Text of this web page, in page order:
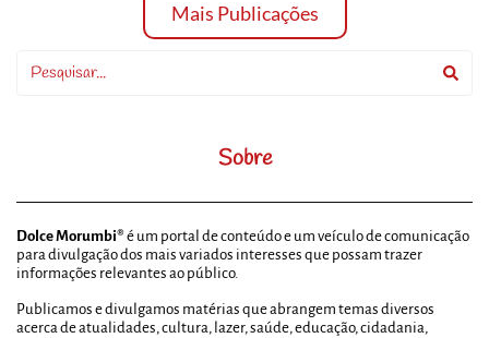
Mais Publicações
Sobre
Dolce Morumbi® é um portal de conteúdo e um veículo de comunicação
para divulgação dos mais variados interesses que possam trazer
informações relevantes ao público.
Publicamos e divulgamos matérias que abrangem temas diversos
acerca de atualidades, cultura, lazer, saúde, educação, cidadania,